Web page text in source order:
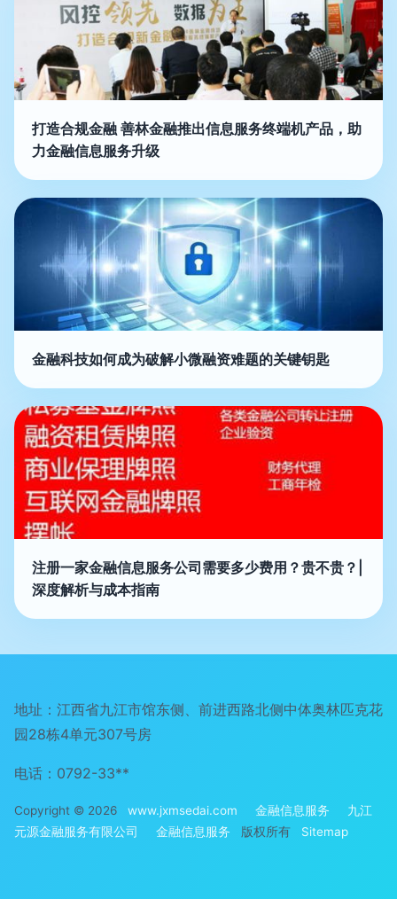
打造合规金融 善林金融推出信息服务终端机产品，助
力金融信息服务升级
金融科技如何成为破解小微融资难题的关键钥匙
注册一家金融信息服务公司需要多少费用？贵不贵？|
深度解析与成本指南
地址：江西省九江市馆东侧、前进西路北侧中体奥林匹克花
园28栋4单元307号房
电话：0792-33**
Copyright © 2026 www.jxmsedai.com 金融信息服务
九江
元源金融服务有限公司
金融信息服务 版权所有 Sitemap